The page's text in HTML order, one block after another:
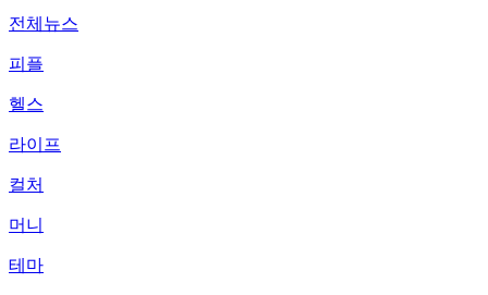
전체뉴스
피플
헬스
라이프
컬처
머니
테마